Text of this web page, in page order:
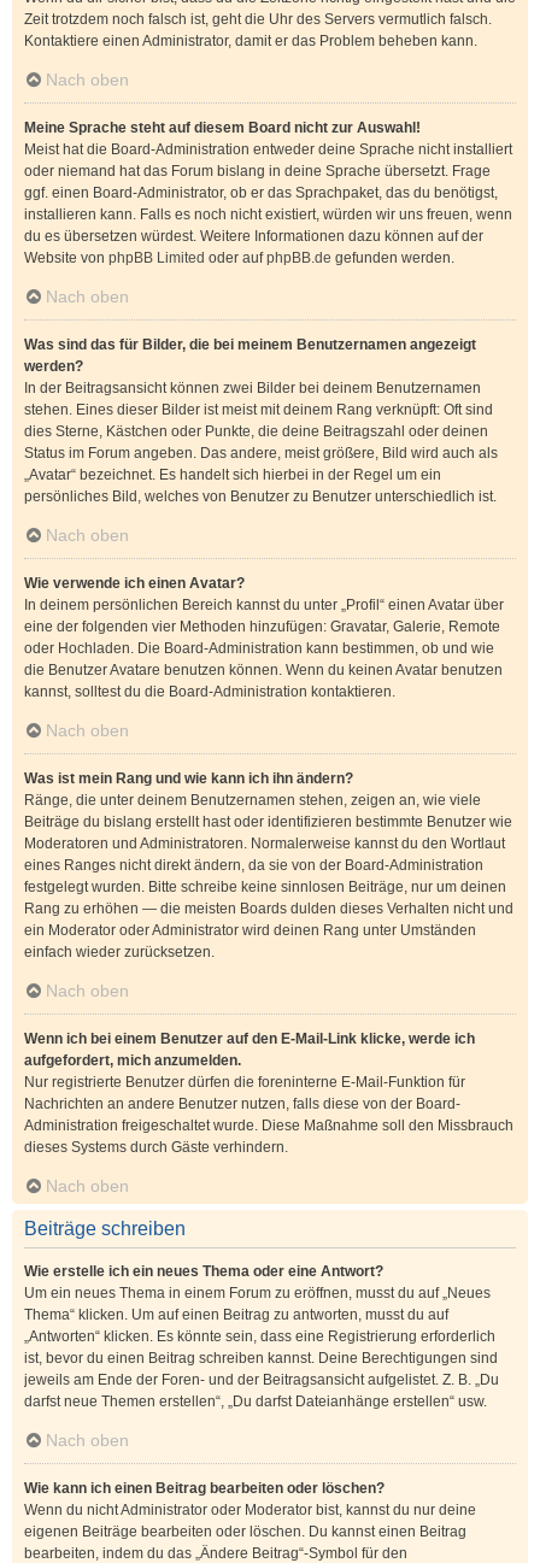
Zeit trotzdem noch falsch ist, geht die Uhr des Servers vermutlich falsch.
Kontaktiere einen Administrator, damit er das Problem beheben kann.
Nach oben
Meine Sprache steht auf diesem Board nicht zur Auswahl!
Meist hat die Board-Administration entweder deine Sprache nicht installiert
oder niemand hat das Forum bislang in deine Sprache übersetzt. Frage
ggf. einen Board-Administrator, ob er das Sprachpaket, das du benötigst,
installieren kann. Falls es noch nicht existiert, würden wir uns freuen, wenn
du es übersetzen würdest. Weitere Informationen dazu können auf der
Website von phpBB Limited oder aufphpBB.de gefunden werden.
Nach oben
Was sind das für Bilder, die bei meinem Benutzernamen angezeigt
werden?
In der Beitragsansicht können zwei Bilder bei deinem Benutzernamen
stehen. Eines dieser Bilder ist meist mit deinem Rang verknüpft: Oft sind
dies Sterne, Kästchen oder Punkte, die deine Beitragszahl oder deinen
Status im Forum angeben. Das andere, meist größere, Bild wird auch als
„Avatar“ bezeichnet. Es handelt sich hierbei in der Regel um ein
persönliches Bild, welches von Benutzer zu Benutzer unterschiedlich ist.
Nach oben
Wie verwende ich einen Avatar?
In deinem persönlichen Bereich kannst du unter „Profil“ einen Avatar über
eine der folgenden vier Methoden hinzufügen: Gravatar, Galerie, Remote
oder Hochladen. Die Board-Administration kann bestimmen, ob und wie
die Benutzer Avatare benutzen können. Wenn du keinen Avatar benutzen
kannst, solltest du die Board-Administration kontaktieren.
Nach oben
Was ist mein Rang und wie kann ich ihn ändern?
Ränge, die unter deinem Benutzernamen stehen, zeigen an, wie viele
Beiträge du bislang erstellt hast oder identifizieren bestimmte Benutzer wie
Moderatoren und Administratoren. Normalerweise kannst du den Wortlaut
eines Ranges nicht direkt ändern, da sie von der Board-Administration
festgelegt wurden. Bitte schreibe keine sinnlosen Beiträge, nur um deinen
Rang zu erhöhen — die meisten Boards dulden dieses Verhalten nicht und
ein Moderator oder Administrator wird deinen Rang unter Umständen
einfach wieder zurücksetzen.
Nach oben
Wenn ich bei einem Benutzer auf den E-Mail-Link klicke, werde ich
aufgefordert, mich anzumelden.
Nur registrierte Benutzer dürfen die foreninterne E-Mail-Funktion für
Nachrichten an andere Benutzer nutzen, falls diese von der Board-
Administration freigeschaltet wurde. Diese Maßnahme soll den Missbrauch
dieses Systems durch Gäste verhindern.
Nach oben
Beiträge schreiben
Wie erstelle ich ein neues Thema oder eine Antwort?
Um ein neues Thema in einem Forum zu eröffnen, musst du auf „Neues
Thema“ klicken. Um auf einen Beitrag zu antworten, musst du auf
„Antworten“ klicken. Es könnte sein, dass eine Registrierung erforderlich
ist, bevor du einen Beitrag schreiben kannst. Deine Berechtigungen sind
jeweils am Ende der Foren- und der Beitragsansicht aufgelistet. Z. B. „Du
darfst neue Themen erstellen“, „Du darfst Dateianhänge erstellen“ usw.
Nach oben
Wie kann ich einen Beitrag bearbeiten oder löschen?
Wenn du nicht Administrator oder Moderator bist, kannst du nur deine
eigenen Beiträge bearbeiten oder löschen. Du kannst einen Beitrag
bearbeiten, indem du das „Ändere Beitrag“-Symbol für den